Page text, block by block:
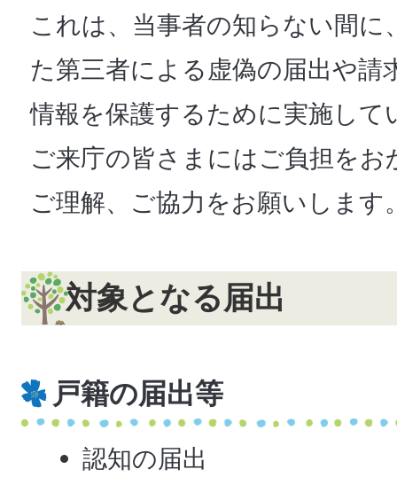
これは、当事者の知らない間に
た第三者による虚偽の届出や請
情報を保護するために実施して
ご来庁の皆さまにはご負担を
ご理解、ご協力をお願いします
対象となる届出
戸籍の届出等
認知の届出